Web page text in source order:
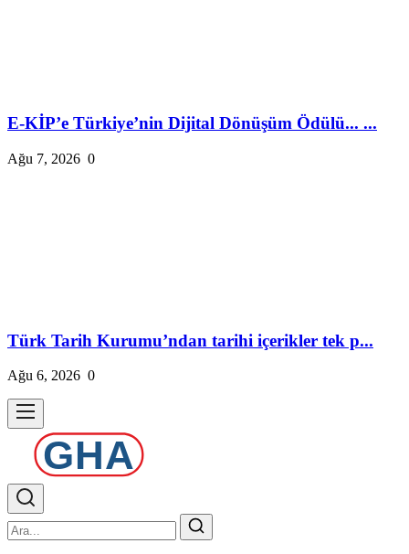
E-KİP’e Türkiye’nin Dijital Dönüşüm Ödülü... ...
Ağu 7, 2026 0
Türk Tarih Kurumu’ndan tarihi içerikler tek p...
Ağu 6, 2026 0